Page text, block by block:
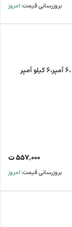
بروزرسانی قیمت:امروز
کلید LS مینیاتوری،1 پل،1 فاز ،6 آمپر،6 کیلو آمپر
۵۵۷,۰۰۰ت
بروزرسانی قیمت:امروز